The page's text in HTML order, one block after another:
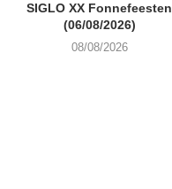
SIGLO XX Fonnefeesten
(06/08/2026)
08/08/2026